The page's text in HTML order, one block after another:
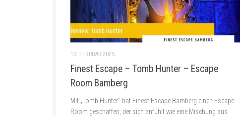
10. FEBRUAR 2025
Finest Escape – Tomb Hunter – Escape
Room Bamberg
Mit „Tomb Hunter“ hat Finest Escape Bamberg einen Escape
Room geschaffen, der sich anfühlt wie eine Mischung aus